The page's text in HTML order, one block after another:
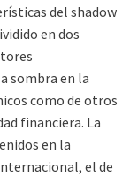
del shadow
en dos
sombra en la
como de otros
financiera. La
en la
el de